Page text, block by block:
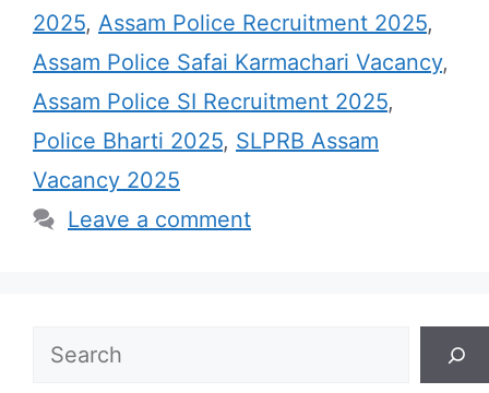
2025, Assam Police Recruitment 2025,
Assam Police Safai Karmachari Vacancy,
Assam Police SI Recruitment 2025,
Police Bharti 2025, SLPRB Assam
Vacancy 2025
Leave a comment
Search